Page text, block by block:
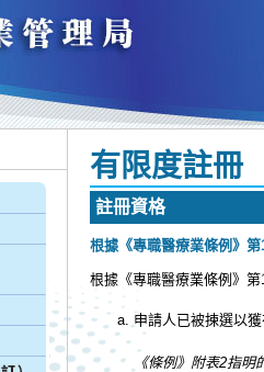
有 限 度 註 冊
註 冊 資 格
根據《專職醫療業條例》
根據《專職醫療業條例》
申請人已被揀選以
《條例》附表2指